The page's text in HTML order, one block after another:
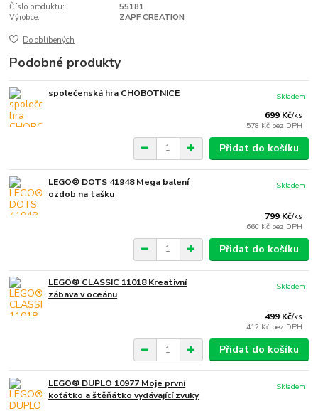
Číslo produktu:
55181
Výrobce:
ZAPF CREATION
Do oblíbených
Podobné produkty
společenská hra CHOBOTNICE
699 Kč/ks
578 Kč bez DPH
Skladem
Přidat do košíku
LEGO® DOTS 41948 Mega balení
ozdob na tašku
799 Kč/ks
660 Kč bez DPH
Skladem
Přidat do košíku
LEGO® CLASSIC 11018 Kreativní
zábava v oceánu
499 Kč/ks
412 Kč bez DPH
Skladem
Přidat do košíku
LEGO® DUPLO 10977 Moje první
koťátko a štěňátko vydávající zvuky
Skladem